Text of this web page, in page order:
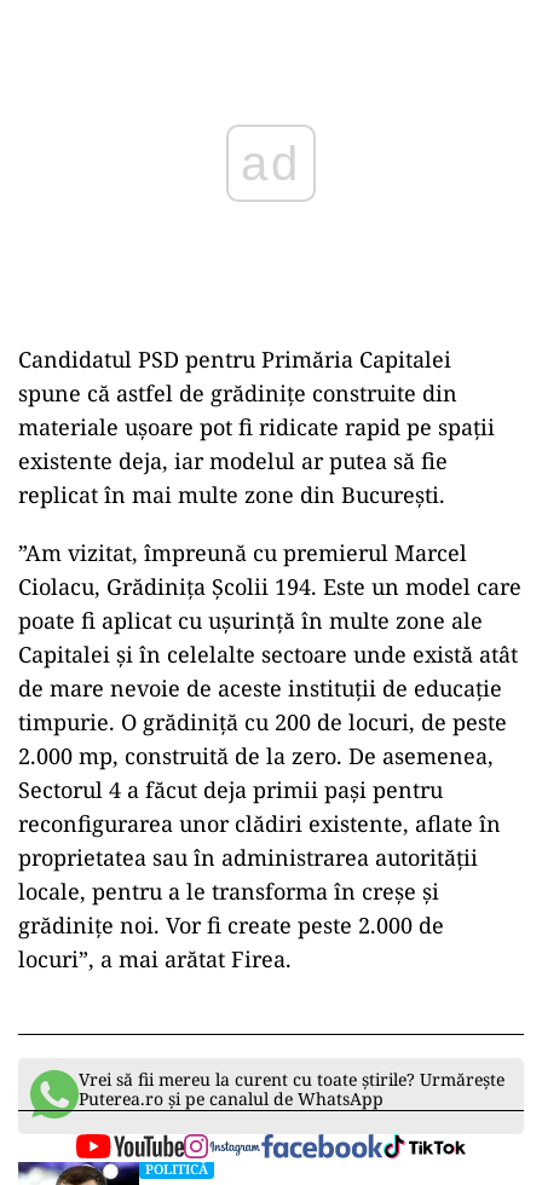
Candidatul PSD pentru Primăria Capitalei
spune că astfel de grădinițe construite din
materiale uşoare pot fi ridicate rapid pe spaţii
existente deja, iar modelul ar putea să fie
replicat în mai multe zone din București.
”Am vizitat, împreună cu premierul Marcel
Ciolacu, Grădiniţa Şcolii 194. Este un model care
poate fi aplicat cu uşurinţă în multe zone ale
Capitalei şi în celelalte sectoare unde există atât
de mare nevoie de aceste instituţii de educaţie
timpurie. O grădiniţă cu 200 de locuri, de peste
2.000 mp, construită de la zero. De asemenea,
Sectorul 4 a făcut deja primii paşi pentru
reconfigurarea unor clădiri existente, aflate în
proprietatea sau în administrarea autorităţii
locale, pentru a le transforma în creşe şi
grădiniţe noi. Vor fi create peste 2.000 de
locuri”, a mai arătat Firea.
Vrei să fii mereu la curent cu toate știrile? Urmărește
Puterea.ro și pe canalul de WhatsApp
POLITICĂ